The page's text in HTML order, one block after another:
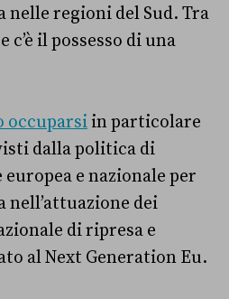
nelle regioni del Sud. Tra
il possesso di una
occuparsi in particolare
dalla politica di
europea e nazionale per
nell’attuazione dei
di ripresa e
al Next Generation Eu.